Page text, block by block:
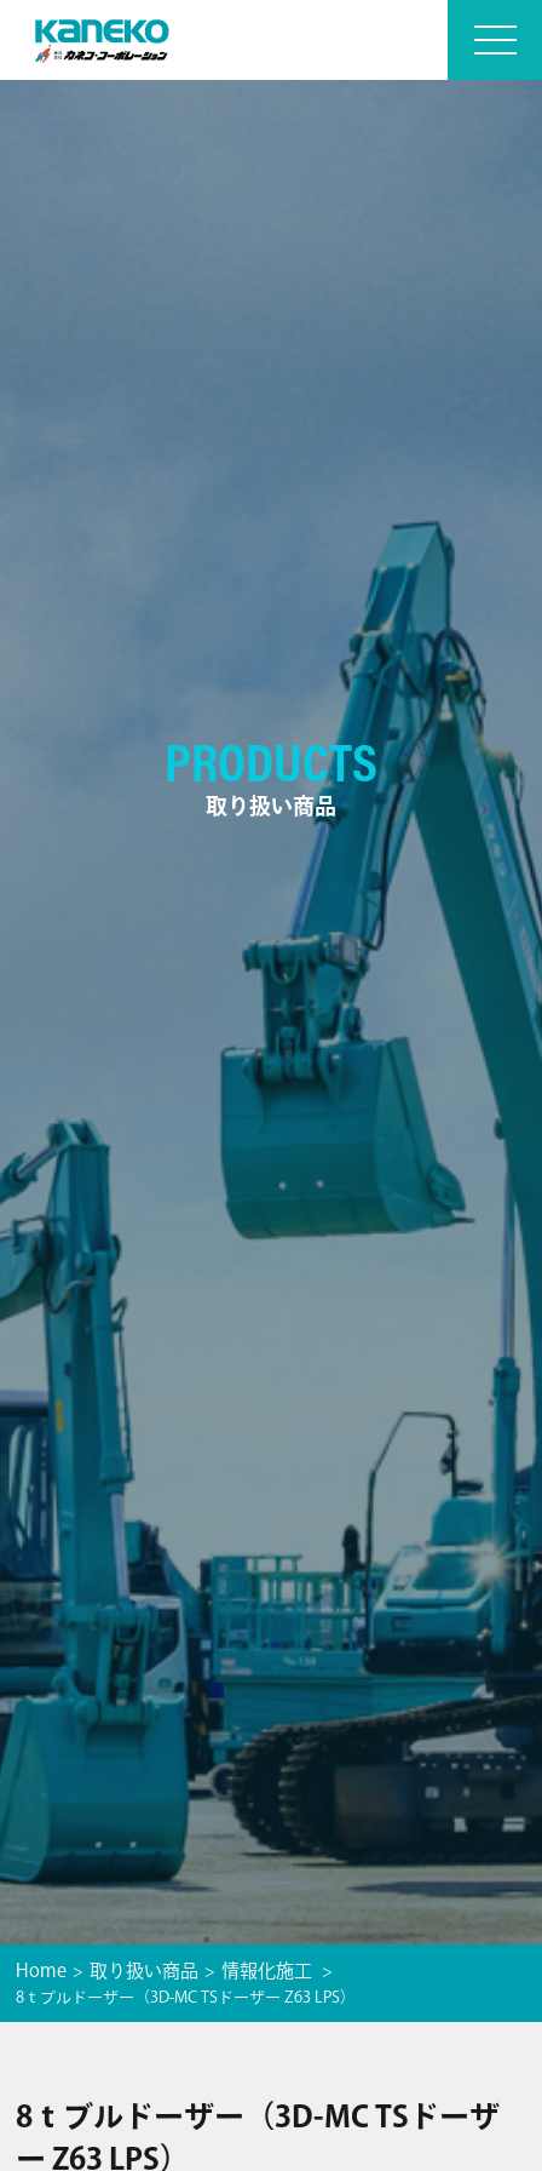
PRODUCTS
取り扱い商品
Home 取り扱い商品 情報化施工
8ｔブルドーザー（3D-MC TSドーザー Z63 LPS）
8ｔブルドーザー（3D-MC TSドーザ
ー Z63 LPS）